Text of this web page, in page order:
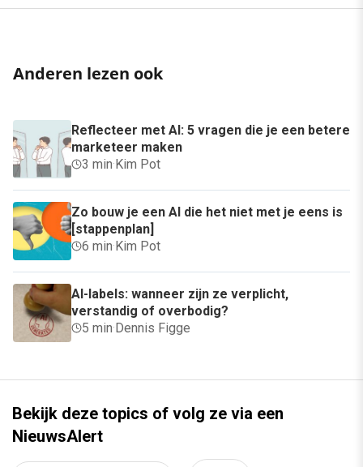
Anderen lezen ook
Reflecteer met AI: 5 vragen die je een betere
marketeer maken
3 min·Kim Pot
Zo bouw je een AI die het niet met je eens is
[stappenplan]
6 min·Kim Pot
AI-labels: wanneer zijn ze verplicht,
verstandig of overbodig?
5 min·Dennis Figge
Bekijk deze topics of volg ze via een
NieuwsAlert